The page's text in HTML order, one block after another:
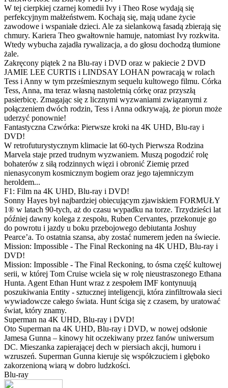
W tej cierpkiej czarnej komedii Ivy i Theo Rose wydają się
perfekcyjnym małżeństwem. Kochają się, mają udane życie
zawodowe i wspaniałe dzieci. Ale za sielankową fasadą zbierają się
chmury. Kariera Theo gwałtownie hamuje, natomiast Ivy rozkwita.
Wtedy wybucha zajadła rywalizacja, a do głosu dochodzą tłumione
żale.
Zakręcony piątek 2 na Blu-ray i DVD oraz w pakiecie 2 DVD
JAMIE LEE CURTIS i LINDSAY LOHAN powracają w rolach
Tess i Anny w tym prześmiesznym sequelu kultowego filmu. Córka
Tess, Anna, ma teraz własną nastoletnią córkę oraz przyszłą
pasierbicę. Zmagając się z licznymi wyzwaniami związanymi z
połączeniem dwóch rodzin, Tess i Anna odkrywają, że piorun może
uderzyć ponownie!
Fantastyczna Czwórka: Pierwsze kroki na 4K UHD, Blu-ray i
DVD!
W retrofuturystycznym klimacie lat 60-tych Pierwsza Rodzina
Marvela staje przed trudnym wyzwaniem. Muszą pogodzić rolę
bohaterów z siłą rodzinnych więzi i obronić Ziemię przed
nienasyconym kosmicznym bogiem oraz jego tajemniczym
heroldem...
F1: Film na 4K UHD, Blu-ray i DVD!
Sonny Hayes był najbardziej obiecującym zjawiskiem FORMUŁY
1® w latach 90-tych, aż do czasu wypadku na torze. Trzydzieści lat
później dawny kolega z zespołu, Ruben Cervantes, przekonuje go
do powrotu i jazdy u boku przebojowego debiutanta Joshuy
Pearce’a. To ostatnia szansa, aby zostać numerem jeden na świecie.
Mission: Impossible - The Final Reckoning na 4K UHD, Blu-ray i
DVD!
Mission: Impossible - The Final Reckoning, to ósma część kultowej
serii, w której Tom Cruise wciela się w rolę nieustraszonego Ethana
Hunta. Agent Ethan Hunt wraz z zespołem IMF kontynuują
poszukiwania Entity - sztucznej inteligencji, która zinfiltrowała sieci
wywiadowcze całego świata. Hunt ściga się z czasem, by uratować
świat, który znamy.
Superman na 4K UHD, Blu-ray i DVD!
Oto Superman na 4K UHD, Blu-ray i DVD, w nowej odsłonie
Jamesa Gunna – kinowy hit oczekiwany przez fanów uniwersum
DC. Mieszanka zapierającej dech w piersiach akcji, humoru i
wzruszeń. Superman Gunna kieruje się współczuciem i głęboko
zakorzenioną wiarą w dobro ludzkości.
Blu-ray